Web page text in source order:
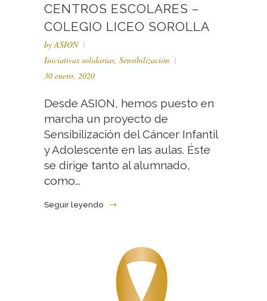
CENTROS ESCOLARES –
COLEGIO LICEO SOROLLA
by ASION
Iniciativas solidarias Sensibilización
30 enero, 2020
Desde ASION, hemos puesto en
marcha un proyecto de
Sensibilización del Cáncer Infantil
y Adolescente en las aulas. Éste
se dirige tanto al alumnado,
como...
Seguir leyendo